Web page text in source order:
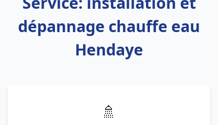
dépannage chauffe eau
Hendaye
🚿